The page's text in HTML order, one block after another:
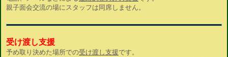
親子面会交流の場にスタッフは同席しません。
受け渡し支援
予め取り決めた場所での受け渡し支援です。